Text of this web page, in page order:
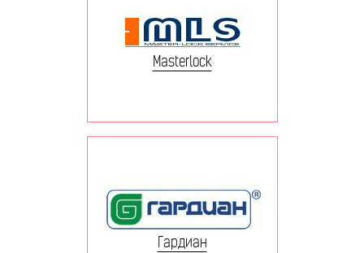
Masterlock
Гардиан